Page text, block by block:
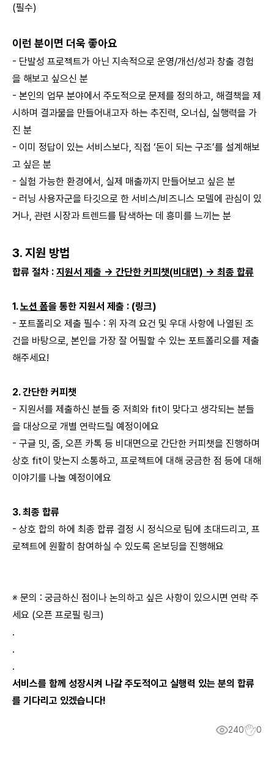
(필수)
이런 분이면 더욱 좋아요
- 단발성 프로젝트가 아닌 지속적으로 운영/개선/성과 창출 경험
을 해보고 싶으신 분
- 본인의 업무 분야에서 주도적으로 문제를 정의하고, 해결책을 제
시하며 결과물을 만들어내고자 하는 추진력, 오너십, 실행력을 가
진 분
- 이미 정답이 있는 서비스보다, 직접 ‘돈이 되는 구조’를 설계해보
고 싶은 분
- 실험 가능한 환경에서, 실제 매출까지 만들어보고 싶은 분
- 러닝 사용자군을 타깃으로 한 서비스/비즈니스 모델에 관심이 있
거나, 관련 시장과 트렌드를 탐색하는 데 흥미를 느끼는 분
3. 지원 방법
합류 절차 : 지원서 제출 → 간단한 커피챗(비대면) → 최종 합류
1.노션 폼을 통한 지원서 제출 : (링크)
- 포트폴리오 제출 필수 : 위 자격 요건 및 우대 사항에 나열된 조
건을 바탕으로, 본인을 가장 잘 어필할 수 있는 포트폴리오를 제출
해주세요!
2. 간단한 커피챗
- 지원서를 제출하신 분들 중 저희와 fit이 맞다고 생각되는 분들
을 대상으로 개별 연락드릴 예정이에요
- 구글 밋, 줌, 오픈 카톡 등 비대면으로 간단한 커피챗을 진행하며
상호 fit이 맞는지 소통하고, 프로젝트에 대해 궁금한 점 등에 대해
이야기를 나눌 예정이에요
3. 최종 합류
- 상호 합의 하에 최종 합류 결정 시 정식으로 팀에 초대드리고, 프
로젝트에 원활히 참여하실 수 있도록 온보딩을 진행해요
※ 문의 : 궁금하신 점이나 논의하고 싶은 사항이 있으시면 연락 주
세요 (오픈 프로필 링크)
.
.
.
서비스를 함께 성장시켜 나갈 주도적이고 실행력 있는 분의 합류
를 기다리고 있겠습니다!
240 0